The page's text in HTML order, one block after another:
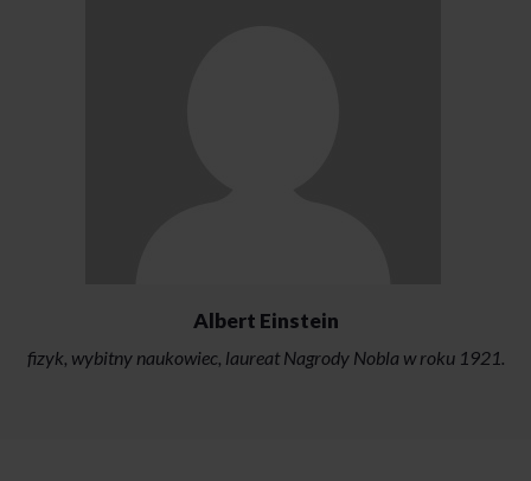
Albert Einstein
fizyk, wybitny naukowiec, laureat Nagrody Nobla w roku 1921.